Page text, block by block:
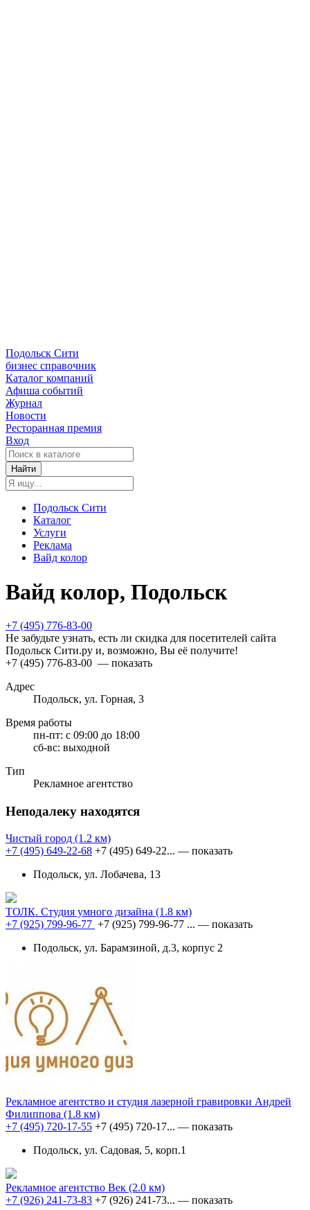
Подольск Сити
бизнес справочник
Каталог компаний
Афиша событий
Журнал
Новости
Ресторанная премия
Вход
Найти
Подольск Сити
Каталог
Услуги
Реклама
Вайд колор
Вайд колор, Подольск
+7 (495) 776-83-00
Не забудьте узнать, есть ли скидка для посетителей сайта
Подольск Сити.ру и, возможно, Вы её получите!
+7 (495) 776-83-00 — показать
Адрес
Подольск, ул. Горная, 3
Время работы
пн-пт: с 09:00 до 18:00
сб-вс: выходной
Тип
Рекламное агентство
Неподалеку находятся
Чистый город (1.2 км)
+7 (495) 649-22-68 +7 (495) 649-22... — показать
Подольск, ул. Лобачева, 13
ТОЛК. Студия умного дизайна (1.8 км)
+7 (925) 799-96-77 +7 (925) 799-96-77 ... — показать
Подольск, ул. Барамзиной, д.3, корпус 2
Рекламное агентство и студия лазерной гравировки Андрей
Филиппова (1.8 км)
+7 (495) 720-17-55 +7 (495) 720-17... — показать
Подольск, ул. Садовая, 5, корп.1
Рекламное агентство Век (2.0 км)
+7 (926) 241-73-83 +7 (926) 241-73... — показать